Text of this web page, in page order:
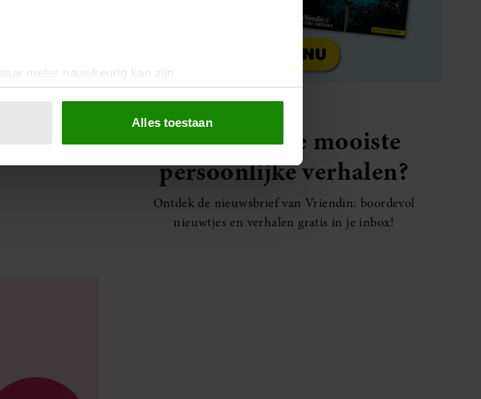
meter nauwkeurig kan zijn
eigenschappen (fingerprinting)
functies voor social media te bieden en om ons
onze site met onze partners voor social
met andere informatie die u aan ze heeft
U gaat akkoord met onze cookies als u
Alles toestaan
Elke week de mooiste
persoonlijke verhalen?
Ontdek de nieuwsbrief van Vriendin: boordevol
nieuwtjes en verhalen gratis in je inbox!